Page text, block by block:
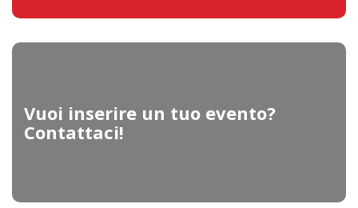
Vuoi inserire un tuo evento?
Contattaci!